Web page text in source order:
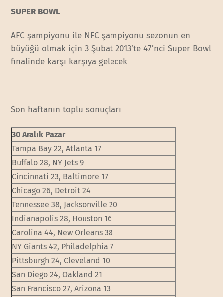
SUPER BOWL
AFC şampiyonu ile NFC şampiyonu sezonun en
büyüğü olmak için 3 Şubat 2013’te 47’nci Super Bowl
finalinde karşı karşıya gelecek
Son haftanın toplu sonuçları
30 Aralık Pazar
Tampa Bay 22, Atlanta 17
Buffalo 28, NY Jets 9
Cincinnati 23, Baltimore 17
Chicago 26, Detroit 24
Tennessee 38, Jacksonville 20
Indianapolis 28, Houston 16
Carolina 44, New Orleans 38
NY Giants 42, Philadelphia 7
Pittsburgh 24, Cleveland 10
San Diego 24, Oakland 21
San Francisco 27, Arizona 13